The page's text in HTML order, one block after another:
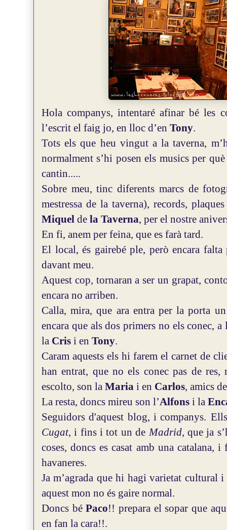
Hola companys, intentaré afinar bé les
l’escrit el faig jo, en lloc d’en Tony.
Tots els que heu vingut a la taverna,
normalment s’hi posen els musics per
cantin.....
Sobre meu, tinc diferents marcs de
mestressa de la taverna), records,
Miquel de la Taverna, per el nostre
En fi, anem per feina, que es farà tard.
El local, és gairebé ple, però encara
davant meu.
Aquest cop, tornaran a ser un grapat,
encara no arriben.
Calla, mira, que ara entra per la porta
encara que als dos primers no els conec,
la Cris i en Tony.
Caram aquests els hi farem el carnet de
han entrat, que no els conec pas de
escolto, son la Maria i en Carlos, amics
La resta, doncs mireu son l’Alfons i la
Seguidors d'aquest blog, i companys.
Cugat, i fins i tot un deMadrid, que ja
coses, doncs es casat amb una
havaneres.
Ja m’agrada que hi hagi varietat cultural
aquest mon no és gaire normal.
Doncs béPaco!! prepara el sopar que
en fan la cara!!.